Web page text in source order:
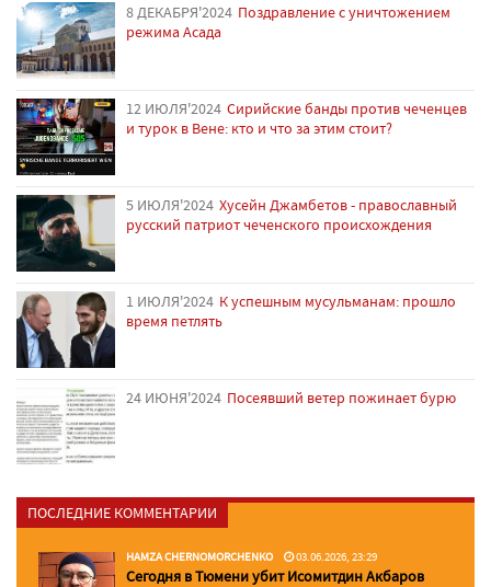
8 ДЕКАБРЯ'2024 Поздравление с уничтожением
режима Асада
12 ИЮЛЯ'2024 Сирийские банды против чеченцев
и турок в Вене: кто и что за этим стоит?
5 ИЮЛЯ'2024 Хусейн Джамбетов - православный
русский патриот чеченского происхождения
1 ИЮЛЯ'2024 К успешным мусульманам: прошло
время петлять
24 ИЮНЯ'2024 Посеявший ветер пожинает бурю
ПОСЛЕДНИЕ КОММЕНТАРИИ
HAMZA CHERNOMORCHENKO 03.06.2026, 23:29
Сегодня в Тюмени убит Исомитдин Акбаров